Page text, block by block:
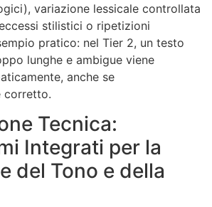
variazione lessicale controllata
stilistici o ripetizioni
pratico: nel Tier 2, un testo
lunghe e ambigue viene
anche se
corretto.
Tecnica:
Integrati per la
del Tono e della